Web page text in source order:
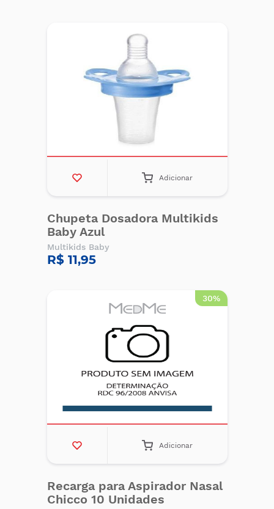
Adicionar
Chupeta Dosadora Multikids
Baby Azul
Multikids Baby
R$ 11,95
30%
Adicionar
Recarga para Aspirador Nasal
Chicco 10 Unidades